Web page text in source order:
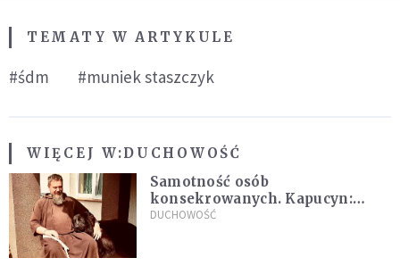
TEMATY W ARTYKULE
#śdm #muniek staszczyk
WIĘCEJ W:DUCHOWOŚĆ
Samotność osób
konsekrowanych. Kapucyn:
Życie w pojedynkę rzadko jest
DUCHOWOŚĆ